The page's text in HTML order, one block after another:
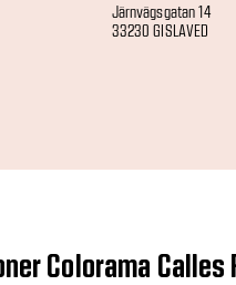
Järnvägsgatan 14
33230 GISLAVED
Colorama Calles